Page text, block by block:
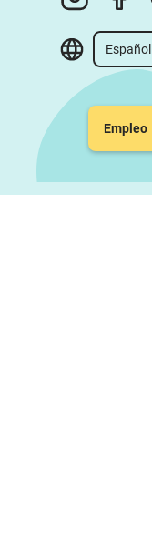
Español
Empleo